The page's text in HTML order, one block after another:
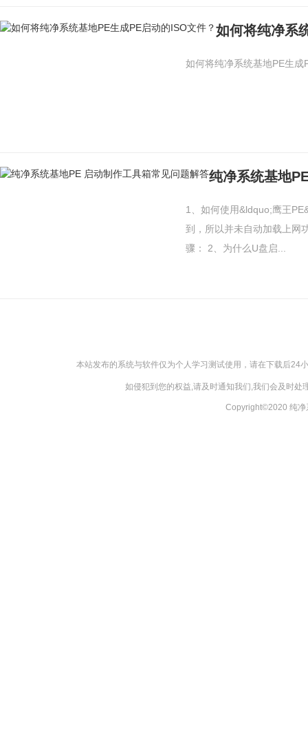
如何将纯净系
如何将纯净系统基地PE生成
纯净系统基地
1、如何使用&ldquo;鹰王
到，所以并未自动加载上网
骤： 2、为什么U盘启...
本站发布的系统与软件仅为个人学习测试使用，请在下载后24
如侵犯到您的权益,请及时通知我们,我们会及时
Copyright©2020 纯净